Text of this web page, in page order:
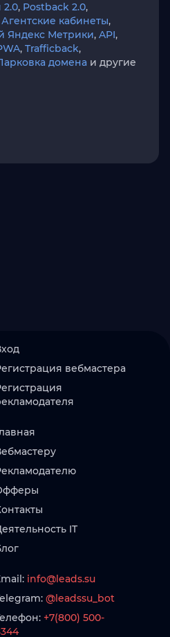
2.0, Postback 2.0,
Агентские кабинеты,
Яндекс Метрики, API,
, Trafficback,
домена и другие
вебмастера
IT
info@leads.su
@leadssu_bot
+7(800) 500-